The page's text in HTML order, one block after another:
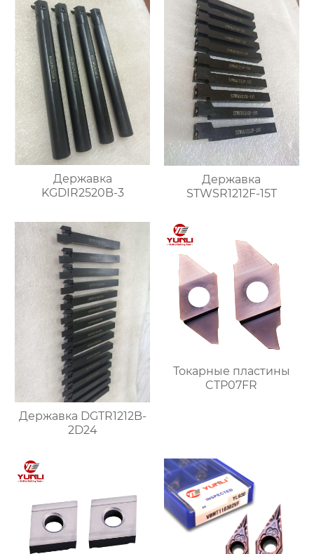
Державка
KGDIR2520B-3
Державка
STWSR1212F-15T
Державка DGTR1212B-
2D24
Токарные пластины
CTP07FR